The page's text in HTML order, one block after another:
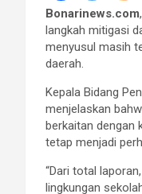
Bonarinews.com
langkah mitigasi
menyusul masih
daerah.
Kepala Bidang
menjelaskan
berkaitan dengan
tetap menjadi
“Dari total
lingkungan